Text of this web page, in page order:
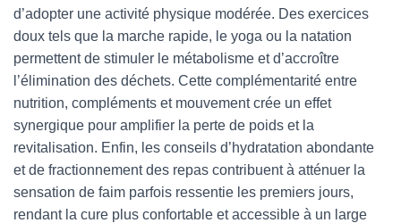
d’adopter une activité physique modérée. Des exercices
doux tels que la marche rapide, le yoga ou la natation
permettent de stimuler le métabolisme et d’accroître
l’élimination des déchets. Cette complémentarité entre
nutrition, compléments et mouvement crée un effet
synergique pour amplifier la perte de poids et la
revitalisation. Enfin, les conseils d’hydratation abondante
et de fractionnement des repas contribuent à atténuer la
sensation de faim parfois ressentie les premiers jours,
rendant la cure plus confortable et accessible à un large